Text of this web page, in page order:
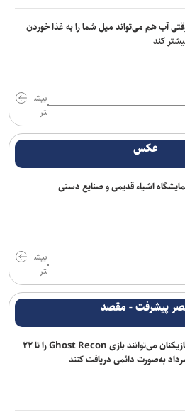
تاریخ ایران و مدرسه آزادگی و تمدن
دوم در تنگه هرمز را نخواهیم داد
کرد/ با پشتیبانی رهبری تمام تلاش بر
در آستانه انتخابات کنست
اعمال کرد
نظامی صنعا وحشت دارد
خنثی‌سازی عملیات داعش در دمشق
ملل همچنان باز است
در کرانه باختری
آب هم می‌تواند میل شما را به غذا خوردن
کند
بیش
تر
عکس
اشیاء قدیمی و صنایع دستی
بیش
تر
پیشرفت - مقصد
بازیکنان می‌توانند بازی Ghost Recon را تا ۲۲
به‌صورت دائمی دریافت کنند